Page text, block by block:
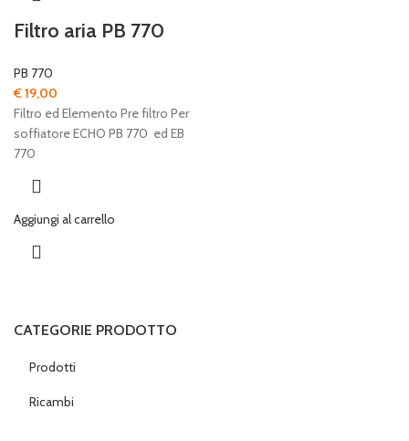
CATEGORIE PRODOTTO
Prodotti
Ricambi
Filtro aria PB 770
PB 770
€19,00
Filtro ed Elemento Pre filtro Per
soffiatore ECHO PB 770 ed EB
770
Aggiungi al carrello